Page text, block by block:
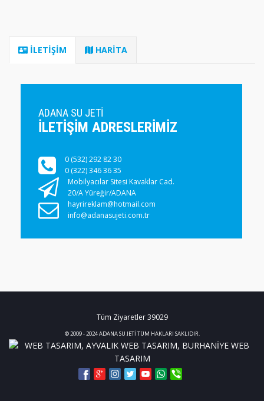
İLETİŞİM HARİTA
ADANA SU JETİ
ILETIŞIM ADRESLERIMIZ
0 (532) 292 82 30
0 (322) 346 36 35
Mobilyacılar Sitesi Kavaklar Cad.
20/A Yüreğir/ADANA
hayrireklam@hotmail.com
info@adanasujeti.com.tr
Tüm Ziyaretler39029
© 2009 - 2024 ADANA SU JETİ TÜM HAKLARI SAKLIDIR.